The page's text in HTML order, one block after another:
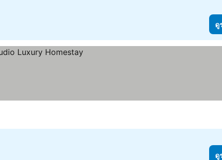
ดู
ดู